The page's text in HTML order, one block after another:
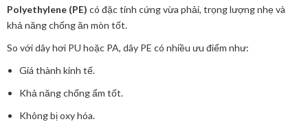
Polyethylene (PE) có đặc tính cứng vừa phải, trọng lượng nhẹ và
khả năng chống ăn mòn tốt.
So với dây hơi PU hoặc PA, dây PE có nhiều ưu điểm như:
Giá thành kinh tế.
Khả năng chống ẩm tốt.
Không bị oxy hóa.